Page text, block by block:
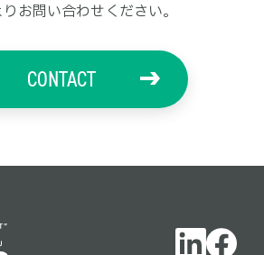
お問い合わせください。
CONTACT